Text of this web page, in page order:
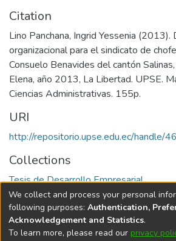
Citation
Lino Panchana, Ingrid Yessenia (2013).
organizacional para el sindicato de
Consuelo Benavides del cantón
Elena, año 2013, La Libertad. UPSE.
Ciencias Administrativas. 155p.
URI
http://repositorio.upse.edu.ec/handle/
Collections
Tesis de Desarrollo Empresarial
Full item page
We collect and process your personal
following purposes: Authentication,
Acknowledgement and Statistics.
To learn more, please read our privacy